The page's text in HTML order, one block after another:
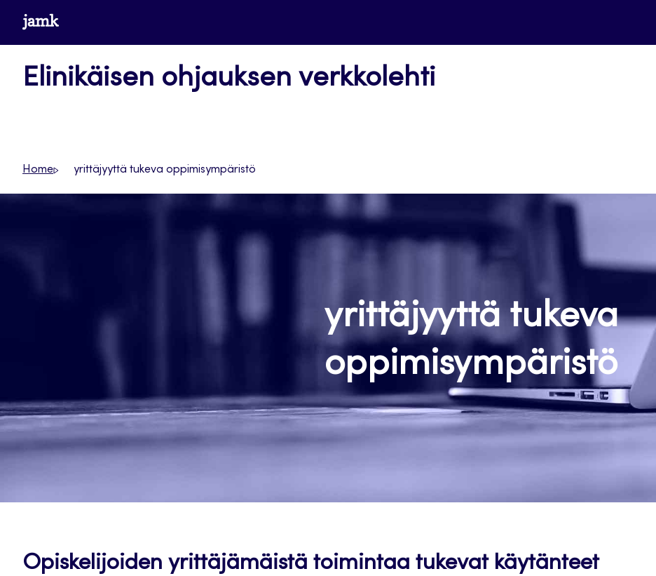
Siirrywww.jamk.fi
Elinikäisen ohjauksen verkkolehti
Home yrittäjyyttä tukeva oppimisympäristö
yrittäjyyttä tukeva
oppimisympäristö
Opiskelijoiden yrittäjämäistä toimintaa tukevat käytänteet